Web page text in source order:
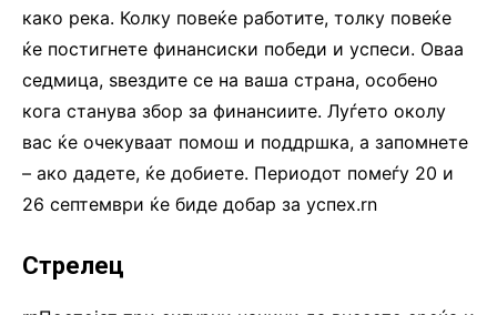
како река. Колку повеќе работите, толку повеќе
ќе постигнете финансиски победи и успеси. Оваа
седмица, ѕвездите се на ваша страна, особено
кога станува збор за финансиите. Луѓето околу
вас ќе очекуваат помош и поддршка, а запомнете
– ако дадете, ќе добиете. Периодот помеѓу 20 и
26 септември ќе биде добар за успех.rn
Стрелец